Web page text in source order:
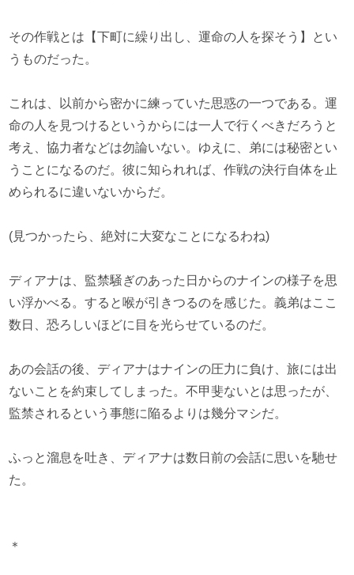
その作戦とは【下町に繰り出し、運命の人を探そう】とい
うものだった。
これは、以前から密かに練っていた思惑の一つである。運
命の人を見つけるというからには一人で行くべきだろうと
考え、協力者などは勿論いない。ゆえに、弟には秘密とい
うことになるのだ。彼に知られれば、作戦の決行自体を止
められるに違いないからだ。
(見つかったら、絶対に大変なことになるわね)
ディアナは、監禁騒ぎのあった日からのナインの様子を思
い浮かべる。すると喉が引きつるのを感じた。義弟はここ
数日、恐ろしいほどに目を光らせているのだ。
あの会話の後、ディアナはナインの圧力に負け、旅には出
ないことを約束してしまった。不甲斐ないとは思ったが、
監禁されるという事態に陥るよりは幾分マシだ。
ふっと溜息を吐き、ディアナは数日前の会話に思いを馳せ
た。
＊